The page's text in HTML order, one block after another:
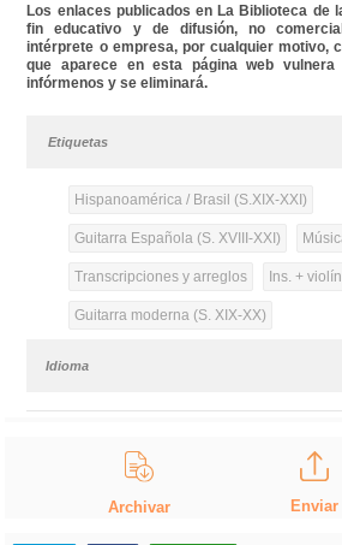
Los enlaces publicados en La Biblioteca de
fin educativo y de difusión, no
intérprete o empresa, por cualquier motivo,
que aparece en esta página web
infórmenos y se eliminará.
Etiquetas
Hispanoamérica / Brasil (S.XIX-XXI)
Guitarra Española (S. XVIII-XXI)
Transcripciones y arreglos Ins. +
Guitarra moderna (S. XIX-XX)
Idioma
Archivar Enviar